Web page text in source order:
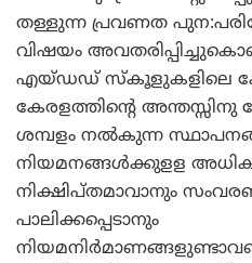
തള്ളുന്ന പ്രവണത
വിഷയം
എയ്ഡഡ് സ്‌കൂളുകളിലെ
കേരളത്തിന്റെ അന്തസ്സിനു
ശമ്പളം നല്‍കുന്ന
നിയമനങ്ങള്‍ക്കുളള
നിക്ഷിപ്തമാവാനും
പാലിക്കപ്പെടാനും